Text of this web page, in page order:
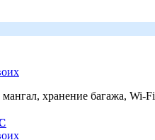
хранение багажа, Wi-